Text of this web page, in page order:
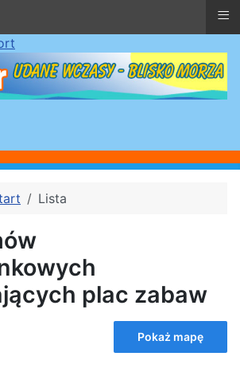
Lista
plac zabaw
Pokaż mapę
≡